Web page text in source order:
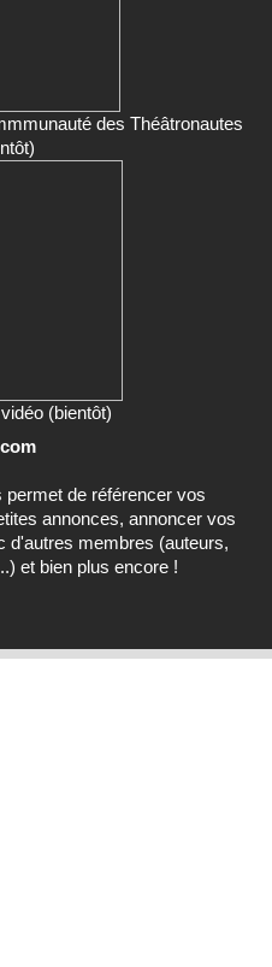
des Théâtronautes
(bientôt)
permet de référencer vos
annonces, annoncer vos
d'autres membres (auteurs,
et bien plus encore !